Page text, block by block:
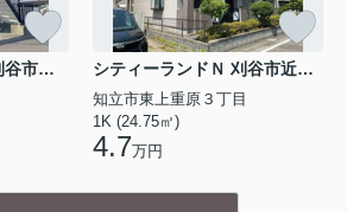
ファミール末広 刈谷市の賃貸ならクラスホーム刈谷店 103 シティーランドＮ 刈谷市近郊の賃貸はクラスホーム刈谷店 205
知立市東上重原３丁目
1K (24.75㎡)
4.7万円